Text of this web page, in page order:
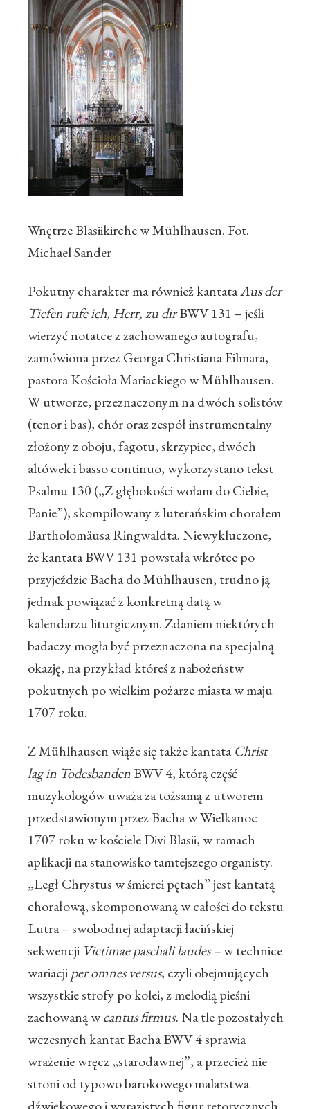
Wnętrze Blasiikirche w Mühlhausen. Fot.
Michael Sander
Pokutny charakter ma również kantataAus der
Tiefen rufe ich, Herr, zu dirBWV 131 – jeśli
wierzyć notatce z zachowanego autografu,
zamówiona przez Georga Christiana Eilmara,
pastora Kościoła Mariackiego w Mühlhausen.
W utworze, przeznaczonym na dwóch solistów
(tenor i bas), chór oraz zespół instrumentalny
złożony z oboju, fagotu, skrzypiec, dwóch
altówek i basso continuo, wykorzystano tekst
Psalmu 130 („Z głębokości wołam do Ciebie,
Panie”), skompilowany z luterańskim chorałem
Bartholomäusa Ringwaldta. Niewykluczone,
że kantata BWV 131 powstała wkrótce po
przyjeździe Bacha do Mühlhausen, trudno ją
jednak powiązać z konkretną datą w
kalendarzu liturgicznym. Zdaniem niektórych
badaczy mogła być przeznaczona na specjalną
okazję, na przykład któreś z nabożeństw
pokutnych po wielkim pożarze miasta w maju
1707 roku.
Z Mühlhausen wiąże się także kantataChrist
lag in TodesbandenBWV 4, którą część
muzykologów uważa za tożsamą z utworem
przedstawionym przez Bacha w Wielkanoc
1707 roku w kościele Divi Blasii, w ramach
aplikacji na stanowisko tamtejszego organisty.
„Legł Chrystus w śmierci pętach” jest kantatą
chorałową, skomponowaną w całości do tekstu
Lutra – swobodnej adaptacji łacińskiej
sekwencji Victimae paschali laudes –w technice
wariacjiper omnes versus, czyli obejmujących
wszystkie strofy po kolei, z melodią pieśni
zachowaną wcantus firmus.Na tle pozostałych
wczesnych kantat Bacha BWV 4 sprawia
wrażenie wręcz „starodawnej”, a przecież nie
stroni od typowo barokowego malarstwa